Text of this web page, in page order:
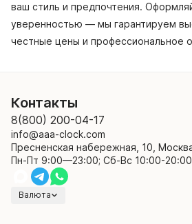
ваш стиль и предпочтения.
уверенностью — мы гарантируем
честные цены и профессиональное
Контакты
8(800) 200-04-17
info@aaa-clock.com
Пресненская набережная, 10,
Пн-Пт 9:00—23:00; Сб-Вс 10:00-20:00
Валюта